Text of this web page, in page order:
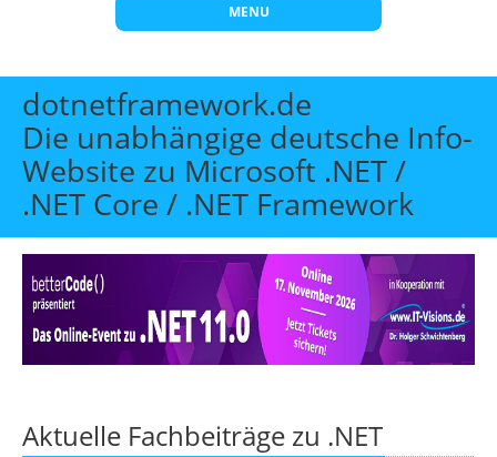
MENU
Start
Themen
Beratung
Individuelle Schulungen
Offene Seminare
Wissen
Über uns
Suche
dotnetframework.de
Die unabhängige deutsche Info-
Website zu Microsoft .NET /
.NET Core / .NET Framework
Aktuelle Fachbeiträge zu .NET